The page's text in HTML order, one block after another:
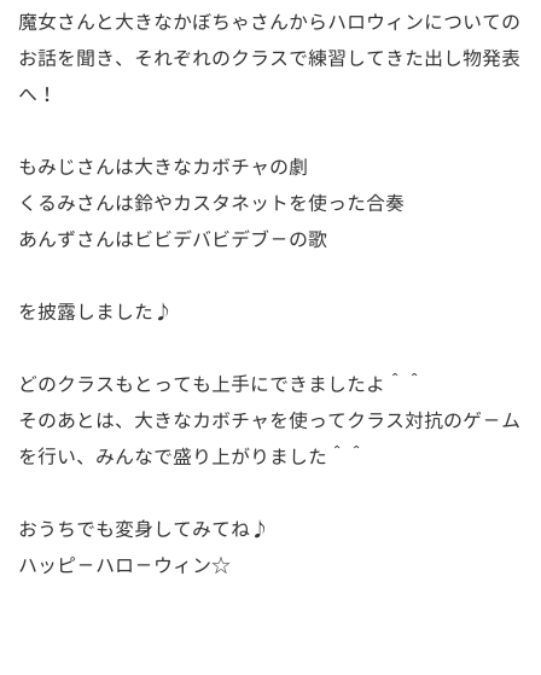
魔女さんと大きなかぼちゃさんからハロウィンについての
お話を聞き、それぞれのクラスで練習してきた出し物発表
へ！
もみじさんは大きなカボチャの劇
くるみさんは鈴やカスタネットを使った合奏
あんずさんはビビデバビデブ－の歌
を披露しました♪
どのクラスもとっても上手にできましたよ＾＾
そのあとは、大きなカボチャを使ってクラス対抗のゲ－ム
を行い、みんなで盛り上がりました＾＾
おうちでも変身してみてね♪
ハッピ－ハロ－ウィン☆